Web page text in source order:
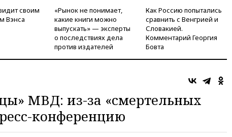
своим
Вэнса
«Рынок не понимает,
какие книги можно
выпускать» — эксперты
о последствиях дела
против издателей
Как Россию попытались
сравнить с Венгрией и
Словакией.
Комментарий Георгия
Бовта
МВД: из-за «смертельных
конференцию